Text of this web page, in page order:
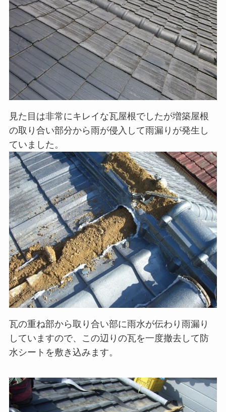
見た目は非常にキレイな瓦屋根でしたが増築屋根
の取り合い部分から雨が侵入して雨漏りが発生し
ていました。
瓦の重ね部から取り合い部に雨水が伝わり雨漏り
していますので、この辺りの瓦を一度撤去して防
水シートを敷き込みます。